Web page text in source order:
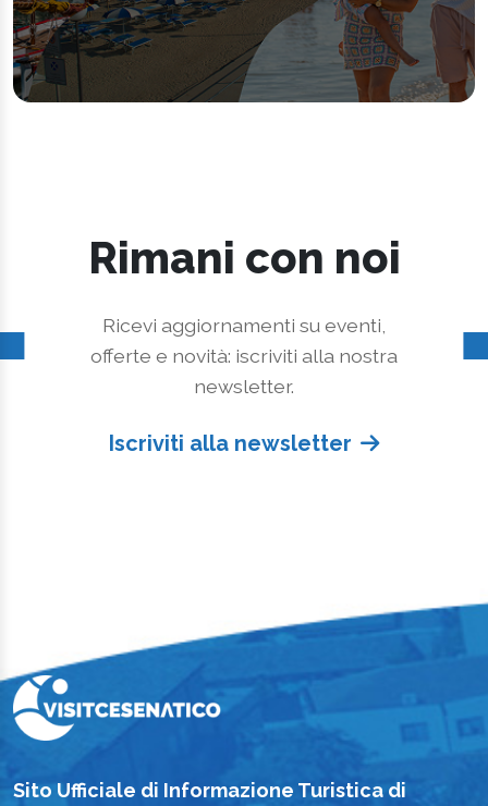
Rimani con noi
Ricevi aggiornamenti su eventi,
offerte e novità: iscriviti alla nostra
newsletter.
Iscriviti alla newsletter
Sito Ufficiale di Informazione Turistica di